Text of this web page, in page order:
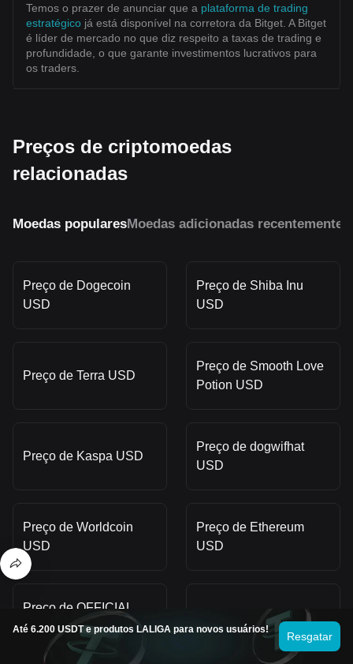
Temos o prazer de anunciar que a plataforma de trading
estratégico já está disponível na corretora da Bitget. A Bitget
é líder de mercado no que diz respeito a taxas de trading e
profundidade, o que garante investimentos lucrativos para
os traders.
Preços de criptomoedas
relacionadas
Moedas popularesMoedas adicionadas recentemente
Preço de Dogecoin
USD
Preço de Shiba Inu
USD
Preço de Terra USD
Preço de Smooth Love
Potion USD
Preço de Kaspa USD
Preço de dogwifhat
USD
Preço de Worldcoin
USD
Preço de Ethereum
USD
Preço de OFFICIAL
TRUMP USD
Preço de XRP USD
Até 6.200 USDT e produtos LALIGA para novos usuários!
Resgatar